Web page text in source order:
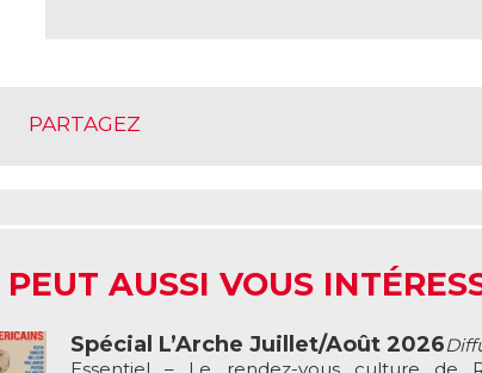
PARTAGEZ
AUSSI VOUS
Spécial L’Arche Juillet/Août 2026